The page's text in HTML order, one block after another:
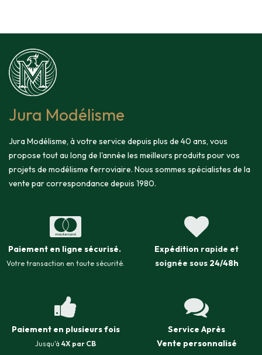
Jura Modélisme
Jura Modélisme, à votre service depuis plus de 40 ans, vous
propose tout au long de l'année les meilleurs produits pour vos
projets de modélisme ferroviaire. Nous sommes spécialistes de la
vente par correspondance depuis 1980.
Paiement en ligne sécurisé.
Votre transaction en toute sécurité.
Expédition rapide et
soignée sous 24/48h
Paiement en plusieurs fois
Jusqu'à 4X par CB
Service Après
Vente personnalisé